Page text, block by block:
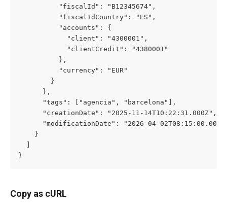
          "fiscalId": "B12345674",
          "fiscalIdCountry": "ES",
          "accounts": {
            "client": "4300001",
            "clientCredit": "4380001"
          },
          "currency": "EUR"
        }
      },
      "tags": ["agencia", "barcelona"],
      "creationDate": "2025-11-14T10:22:31.000Z",
"modificationDate": "2026-04-
    }
  ]
}
Copy as cURL